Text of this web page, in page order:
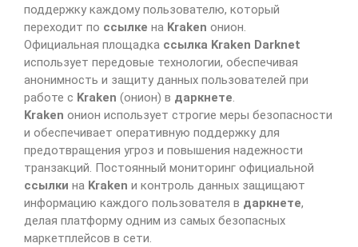
поддержку каждому пользователю, который
переходит по ссылке на Kraken онион.
Официальная площадка ссылка Kraken Darknet
использует передовые технологии, обеспечивая
анонимность и защиту данных пользователей при
работе с Kraken (онион) в даркнете
Kraken онион использует строгие меры безопасности
и обеспечивает оперативную поддержку для
предотвращения угроз и повышения надежности
транзакций. Постоянный мониторинг официальной
ссылки на Kraken и контроль данных защищают
информацию каждого пользователя в даркнете,
делая платформу одним из самых безопасных
маркетплейсов в сети.